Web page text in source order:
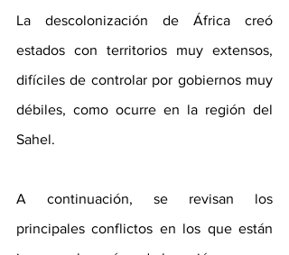
La descolonización de África creó
estados con territorios muy extensos,
difíciles de controlar por gobiernos muy
débiles, como ocurre en la región del
Sahel.
A continuación, se revisan los
principales conflictos en los que están